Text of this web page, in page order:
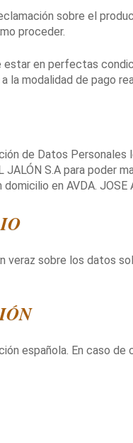
sobre el
proceder.
en perfectas
la modalidad de pago
de Datos
JALÓN S.A para
en AVDA. JOSE
veraz sobre los datos
española. En caso